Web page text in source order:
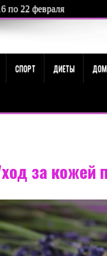
по 22 февраля
20 февраля 2026 года:
СПОРТ ДИЕТЫ ДОМ
за кожей